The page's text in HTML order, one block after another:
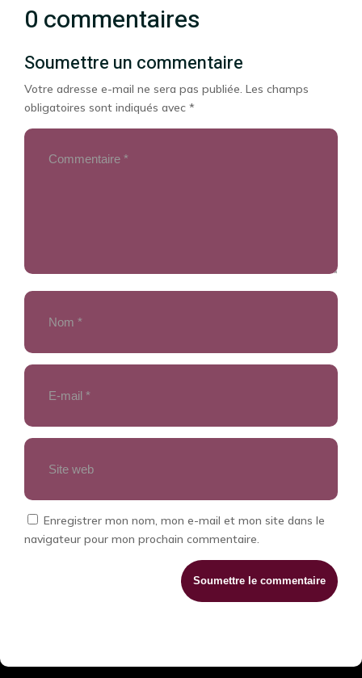
0 commentaires
Soumettre un commentaire
Votre adresse e-mail ne sera pas publiée. Les champs
obligatoires sont indiqués avec *
Enregistrer mon nom, mon e-mail et mon site dans le
navigateur pour mon prochain commentaire.
Soumettre le commentaire